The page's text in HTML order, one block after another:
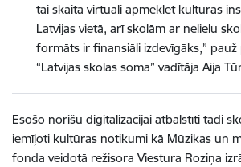
tai skaitā virtuāli apmeklēt kultūras
Latvijas vietā, arī skolām ar nelielu
formāts ir finansiāli izdevīgāks,”
“Latvijas skolas soma” vadītāja Aija
Esošo norišu digitalizācijai atbalstīti tādi
iemīļoti kultūras notikumi kā Mūzikas un
fonda veidotā režisora Viestura Roziņa